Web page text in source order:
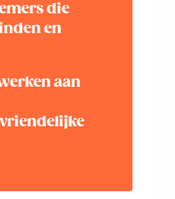
die
en
aan